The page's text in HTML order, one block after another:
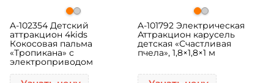
A-102354 Детский
аттракцион 4kids
Кокосовая пальма
«Тропикана» с
электроприводом
A-101792 Электрическая
Аттракцион карусель
детская «Счастливая
пчела», 1,8×1,8×1 м